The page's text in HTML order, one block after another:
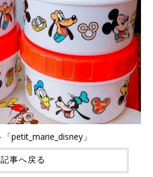
petit_marie_disney」
事へ戻る